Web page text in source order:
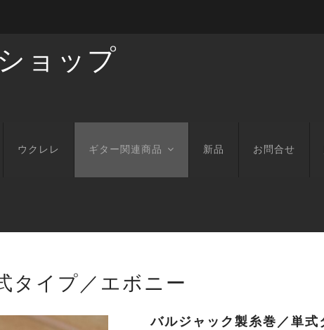
ョップ
ウクレレ ギター関連商品 新品 お問合せ
タイプ／エボニー
バルジャック製糸巻／単式